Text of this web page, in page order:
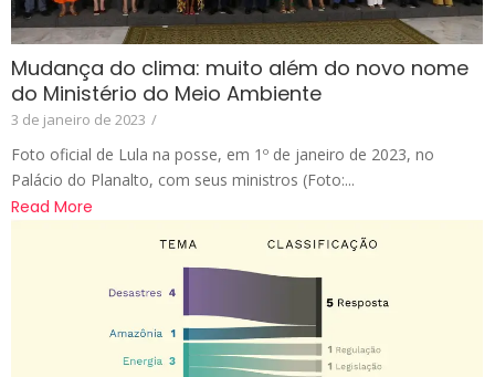
Mudança do clima: muito além do novo nome
do Ministério do Meio Ambiente
3 de janeiro de 2023 /
Foto oficial de Lula na posse, em 1º de janeiro de 2023, no
Palácio do Planalto, com seus ministros (Foto:...
Read More